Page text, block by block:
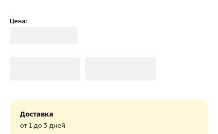
Цена:
Доставка
от 1 до 3 дней